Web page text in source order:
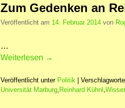
Zum Gedenken an
Veröffentlicht am 14. Februar 2014 von
…
Weiterlesen →
Veröffentlicht unter Politik |
Universität Marburg Reinhard Kühnl